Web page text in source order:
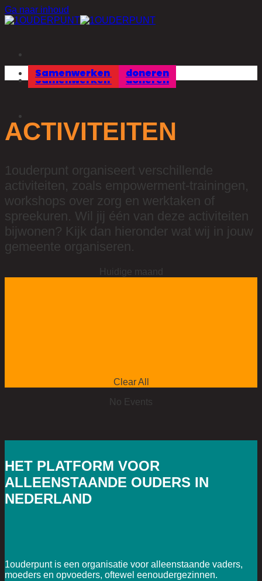
Ga naar inhoud
Samenwerken doneren
Samenwerken doneren
ACTIVITEITEN
1ouderpunt organiseert verschillende
activiteiten, zoals empowerment-trainingen,
workshops over zorg en werktaken of
spreekuren. Wil jij één van deze activiteiten
bijwonen? Kijk dan hieronder wat wij in jouw
gemeente organiseren.
Huidige maand
Clear All
No Events
HET PLATFORM VOOR
ALLEENSTAANDE OUDERS IN
NEDERLAND
1ouderpunt is een organisatie voor alleenstaande vaders,
moeders en opvoeders, oftewel eenoudergezinnen.